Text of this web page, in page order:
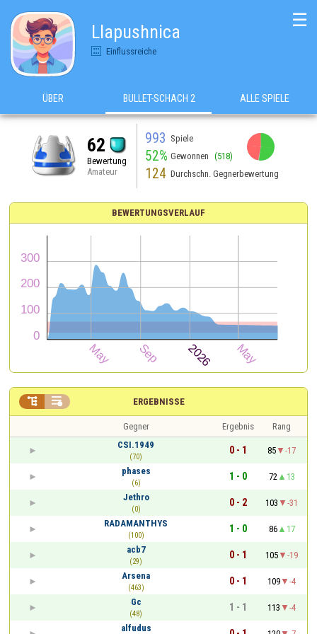
Llapushnica
Einflussreiche
☰
ÜBER BULLET-SCHACH 2 ALLE SPIELE
62
Bewertung
Amateur
993 Spiele
52% Gewonnen (518)
124 Durchschn. Gegnerbewertung
BEWERTUNGSVERLAUF
ERGEBNISSE
 
Gegner Ergebnis
Rang
CSI.1949
(70)
0 - 1 85
-17
phases
(6)
1 - 0 72
13
Jethro
(0)
0 - 2 103
-31
RADAMANTHYS
(100)
1 - 0 86
17
acb7
(29)
0 - 1 105
-19
Arsena
(463)
0 - 1 109
-4
Gc
(48)
1 - 1 113
-4
alfudus